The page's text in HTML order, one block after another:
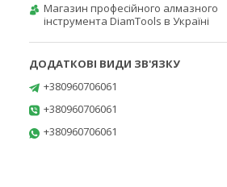
Магазин професійного алмазного
інструмента DiamTools в Україні
+380960706061
+380960706061
+380960706061